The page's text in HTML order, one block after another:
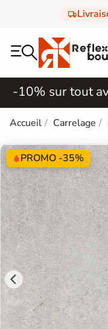
-10% sur tout
Accueil Carrelage
PROMO -35%